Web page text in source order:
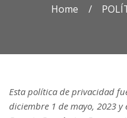
Home
Esta política de privacidad
diciembre 1 de mayo, 2023